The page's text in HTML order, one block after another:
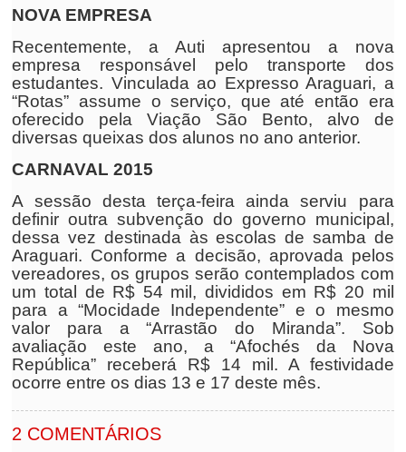
NOVA EMPRESA
Recentemente, a Auti apresentou a nova
empresa responsável pelo transporte dos
estudantes. Vinculada ao Expresso Araguari, a
“Rotas” assume o serviço, que até então era
oferecido pela Viação São Bento, alvo de
diversas queixas dos alunos no ano anterior.
CARNAVAL 2015
A sessão desta terça-feira ainda serviu para
definir outra subvenção do governo municipal,
dessa vez destinada às escolas de samba de
Araguari. Conforme a decisão, aprovada pelos
vereadores, os grupos serão contemplados com
um total de R$ 54 mil, divididos em R$ 20 mil
para a “Mocidade Independente” e o mesmo
valor para a “Arrastão do Miranda”. Sob
avaliação este ano, a “Afochés da Nova
República” receberá R$ 14 mil. A festividade
ocorre entre os dias 13 e 17 deste mês.
2 COMENTÁRIOS